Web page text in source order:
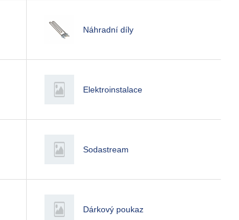
Náhradní díly
Elektroinstalace
Sodastream
Dárkový poukaz